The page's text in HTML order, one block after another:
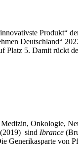
Produkt“
Deutschland“
Platz 5. Damit rückt
Medizin, Onkologie,
sind Ibrance
Generikasparte von